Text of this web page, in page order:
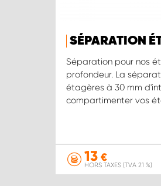
SÉPARATION
Séparation pour nos
profondeur. La
étagères à 30 mm
compartimenter vos
13 €
HORS TAXES (TVA 21 %)